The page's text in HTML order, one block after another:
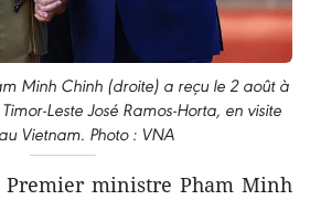
Minh Chinh (droite) a reçu le 2 août à
Leste José Ramos-Horta, en visite
Vietnam. Photo : VNA
Premier ministre Pham Minh